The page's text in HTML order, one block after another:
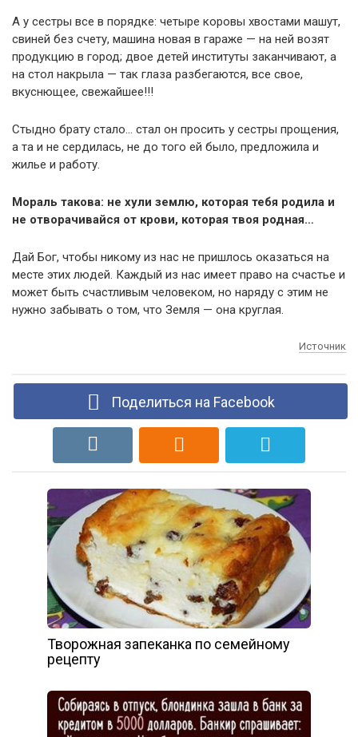
А у сестры все в порядке: четыре коровы хвостами машут,
свиней без счету, машина новая в гараже — на ней возят
продукцию в город; двое детей институты заканчивают, а
на стол накрыла — так глаза разбегаются, все свое,
вкуснющее, свежайшее!!!
Стыдно брату стало… стал он просить у сестры прощения,
а та и не сердилась, не до того ей было, предложила и
жилье и работу.
Мораль такова: не хули землю, которая тебя родила и
не отворачивайся от крови, которая твоя родная…
Дай Бог, чтобы никому из нас не пришлось оказаться на
месте этих людей. Каждый из нас имеет право на счастье и
может быть счастливым человеком, но наряду с этим не
нужно забывать о том, что Земля — она круглая.
Источник
Поделиться на Facebook
Творожная запеканка по семейному
рецепту